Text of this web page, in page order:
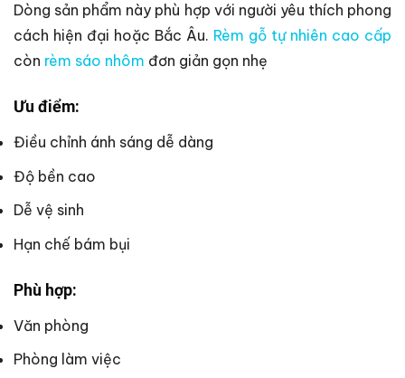
Dòng sản phẩm này phù hợp với người yêu thích phong
cách hiện đại hoặc Bắc Âu. Rèm gỗ tự nhiên cao cấp
còn rèm sáo nhôm đơn giản gọn nhẹ
Ưu điểm:
Điều chỉnh ánh sáng dễ dàng
Độ bền cao
Dễ vệ sinh
Hạn chế bám bụi
Phù hợp:
Văn phòng
Phòng làm việc